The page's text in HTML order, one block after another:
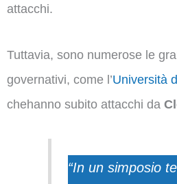
attacchi.
Tuttavia, sono numerose le
governativi, come l’Università
chehanno subito attacchi da
“In un simposio